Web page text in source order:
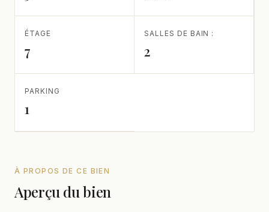
ÉTAGE
7
SALLES DE BAIN :
2
PARKING
1
À PROPOS DE CE BIEN
Aperçu du bien